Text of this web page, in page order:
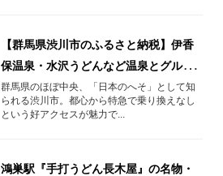
【群馬県渋川市のふるさと納税】伊香
保温泉・水沢うどんなど温泉とグルメ
のまちを満喫する返礼品7選
群馬県のほぼ中央、「日本のへそ」として知
られる渋川市。都心から特急で乗り換えなし
という好アクセスが魅力で...
鴻巣駅『手打うどん長木屋』の名物・